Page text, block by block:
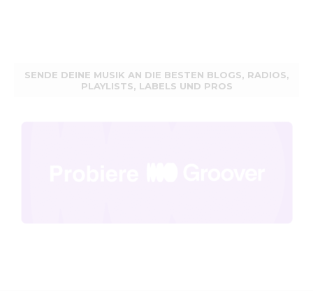
SENDE DEINE MUSIK AN DIE BESTEN BLOGS, RADIOS,
PLAYLISTS, LABELS UND PROS